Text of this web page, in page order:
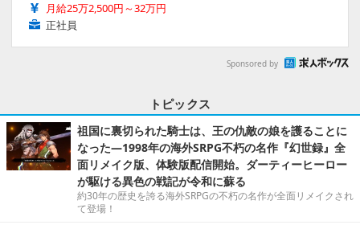
月給25万2,500円～32万円
正社員
Sponsored by
トピックス
祖国に裏切られた騎士は、王の仇敵の娘を護ることに
なった―1998年の海外SRPG不朽の名作『幻世録』全
面リメイク版、体験版配信開始。ダーティーヒーロー
が駆ける異色の戦記が令和に蘇る
約30年の歴史を誇る海外SRPGの不朽の名作が全面リメイクされ
て登場！